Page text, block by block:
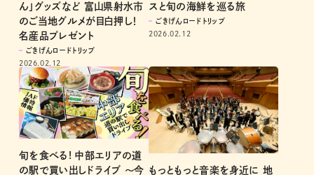
ん」グッズなど 富山県射水市
のご当地グルメが目白押し！
名産品プレゼント
ごきげんロードトリップ
2026.02.12
スと旬の海鮮を巡る旅
ごきげんロードトリップ
2026.02.12
旬を食べる! 中部エリアの道
の駅で買い出しドライブ ～今 もっともっと音楽を身近に 地